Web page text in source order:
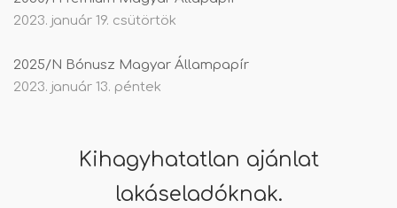
2023. január 19. csütörtök
2025/N Bónusz Magyar Állampapír
2023. január 13. péntek
Kihagyhatatlan ajánlat
lakáseladóknak.